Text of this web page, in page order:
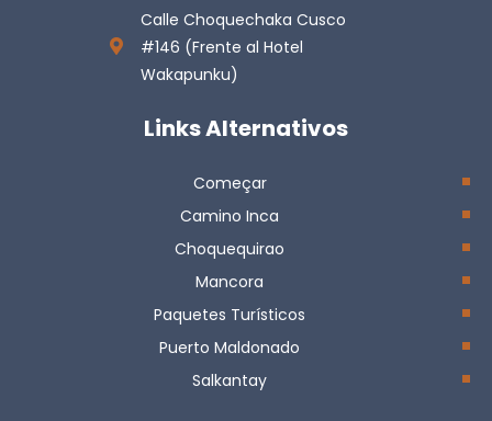
Calle Choquechaka Cusco
#146 (Frente al Hotel
Wakapunku)
Links Alternativos
Começar
Camino Inca
Choquequirao
Mancora
Paquetes Turísticos
Puerto Maldonado
Salkantay